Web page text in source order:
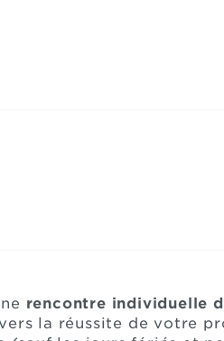
rencontre individuelle
la réussite de votre